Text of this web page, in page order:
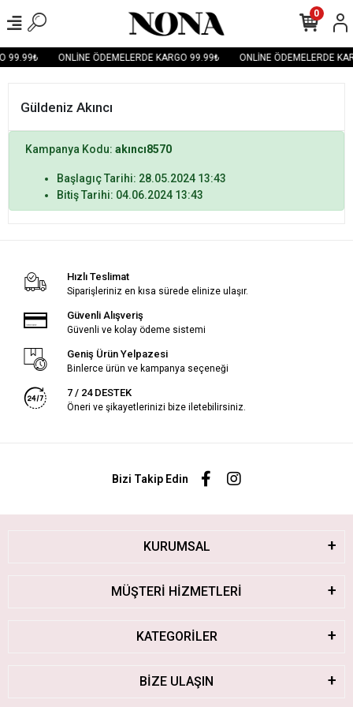
99.99₺ ONLİNE ÖDEMELERDE KARGO 99.99₺ ONLİNE ÖDEMELERDE
0
Güldeniz Akıncı
Kampanya Kodu: akıncı8570
Başlagıç Tarihi: 28.05.2024 13:43
Bitiş Tarihi: 04.06.2024 13:43
Hızlı Teslimat
Siparişleriniz en kısa sürede elinize ulaşır.
Güvenli Alışveriş
Güvenli ve kolay ödeme sistemi
Geniş Ürün Yelpazesi
Binlerce ürün ve kampanya seçeneği
7 / 24 DESTEK
Öneri ve şikayetlerinizi bize iletebilirsiniz.
Bizi Takip Edin
KURUMSAL
MÜŞTERİ HİZMETLERİ
KATEGORİLER
BİZE ULAŞIN